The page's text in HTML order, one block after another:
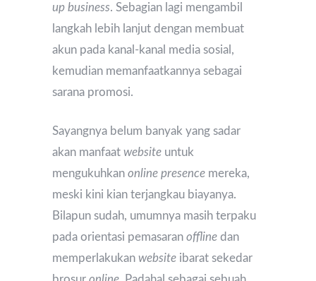
up business. Sebagian lagi mengambil
langkah lebih lanjut dengan membuat
akun pada kanal-kanal media sosial,
kemudian memanfaatkannya sebagai
sarana promosi.
Sayangnya belum banyak yang sadar
akan manfaat website untuk
mengukuhkan online presence mereka,
meski kini kian terjangkau biayanya.
Bilapun sudah, umumnya masih terpaku
pada orientasi pemasaran offline dan
memperlakukan website ibarat sekedar